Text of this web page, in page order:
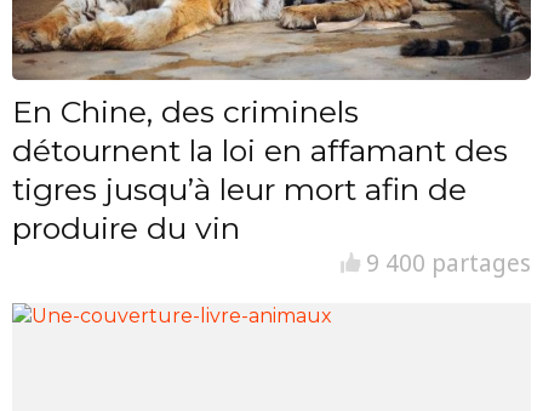
En Chine, des criminels
détournent la loi en affamant des
tigres jusqu’à leur mort afin de
produire du vin
9 400 partages